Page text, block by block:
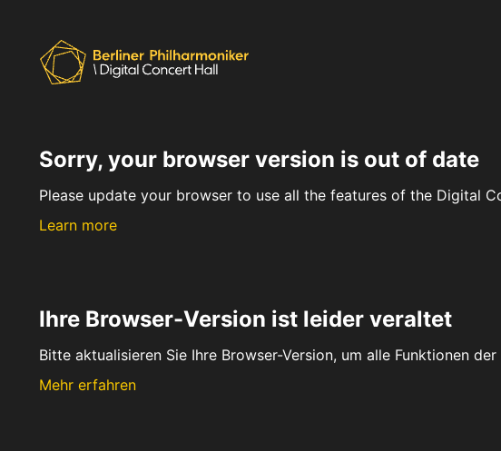
Sorry, your browser version is out of date
Please update your browser to use all the features of the Digital
Learn more
Ihre Browser-Version ist leider veraltet
Bitte aktualisieren Sie Ihre Browser-Version, um alle Funktionen
Mehr erfahren